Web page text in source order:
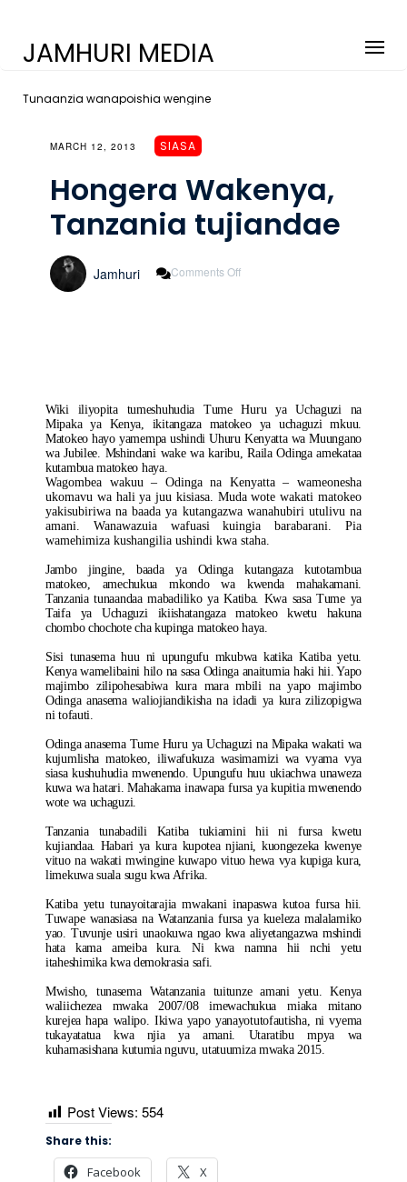
JAMHURI MEDIA
Tunaanzia wanapoishia wengine
MARCH 12, 2013 SIASA
Hongera Wakenya,
Tanzania tujiandae
Jamhuri Comments Off
Wiki iliyopita tumeshuhudia Tume Huru ya Uchaguzi na
Mipaka ya Kenya, ikitangaza matokeo ya uchaguzi mkuu.
Matokeo hayo yamempa ushindi Uhuru Kenyatta wa Muungano
wa Jubilee. Mshindani wake wa karibu, Raila Odinga amekataa
kutambua matokeo haya.
Wagombea wakuu – Odinga na Kenyatta – wameonesha
ukomavu wa hali ya juu kisiasa. Muda wote wakati matokeo
yakisubiriwa na baada ya kutangazwa wanahubiri utulivu na
amani. Wanawazuia wafuasi kuingia barabarani. Pia
wamehimiza kushangilia ushindi kwa staha.
Jambo jingine, baada ya Odinga kutangaza kutotambua
matokeo, amechukua mkondo wa kwenda mahakamani.
Tanzania tunaandaa mabadiliko ya Katiba. Kwa sasa Tume ya
Taifa ya Uchaguzi ikiishatangaza matokeo kwetu hakuna
chombo chochote cha kupinga matokeo haya.
Sisi tunasema huu ni upungufu mkubwa katika Katiba yetu.
Kenya wamelibaini hilo na sasa Odinga anaitumia haki hii. Yapo
majimbo zilipohesabiwa kura mara mbili na yapo majimbo
Odinga anasema waliojiandikisha na idadi ya kura zilizopigwa
ni tofauti.
Odinga anasema Tume Huru ya Uchaguzi na Mipaka wakati wa
kujumlisha matokeo, iliwafukuza wasimamizi wa vyama vya
siasa kushuhudia mwenendo. Upungufu huu ukiachwa unaweza
kuwa wa hatari. Mahakama inawapa fursa ya kupitia mwenendo
wote wa uchaguzi.
Tanzania tunabadili Katiba tukiamini hii ni fursa kwetu
kujiandaa. Habari ya kura kupotea njiani, kuongezeka kwenye
vituo na wakati mwingine kuwapo vituo hewa vya kupiga kura,
limekuwa suala sugu kwa Afrika.
Katiba yetu tunayoitarajia mwakani inapaswa kutoa fursa hii.
Tuwape wanasiasa na Watanzania fursa ya kueleza malalamiko
yao. Tuvunje usiri unaokuwa ngao kwa aliyetangazwa mshindi
hata kama ameiba kura. Ni kwa namna hii nchi yetu
itaheshimika kwa demokrasia safi.
Mwisho, tunasema Watanzania tuitunze amani yetu. Kenya
waliichezea mwaka 2007/08 imewachukua miaka mitano
kurejea hapa walipo. Ikiwa yapo yanayotutofautisha, ni vyema
tukayatatua kwa njia ya amani. Utaratibu mpya wa
kuhamasishana kutumia nguvu, utatuumiza mwaka 2015.
Post Views: 554
Share this:
Facebook X